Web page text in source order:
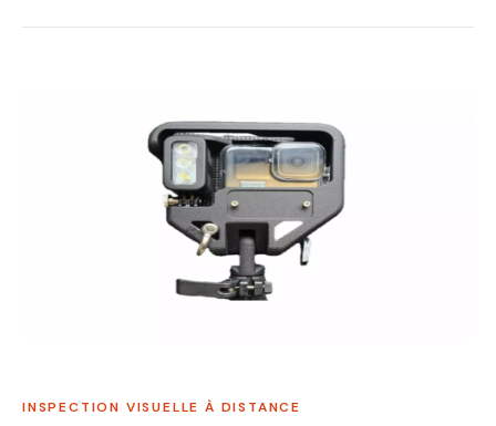
INSPECTION VISUELLE À DISTANCE